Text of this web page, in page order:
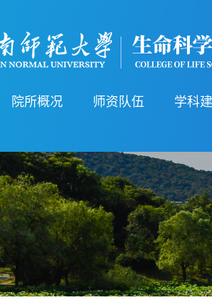
院所概况 师资队伍
学科